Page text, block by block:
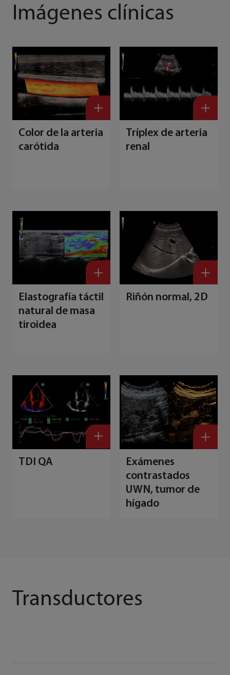
Imágenes clínicas
Color de la arteria
carótida
Tríplex de arteria
renal
Elastografía táctil
natural de masa
tiroidea
Riñón normal, 2D
TDI QA
Exámenes
contrastados
UWN, tumor de
hígado
Transductores